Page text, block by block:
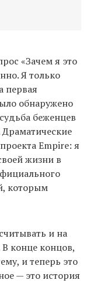
«Зачем я это
Я только
первая
обнаружено
беженцев
Empire: я
жизни в
которым
и на
конце концов,
и теперь это
— это история